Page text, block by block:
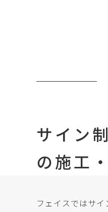
サイン
の施工
フェイスではサ